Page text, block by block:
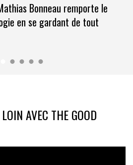
Bonneau remporte le
en se gardant de tout
AVEC THE GOOD